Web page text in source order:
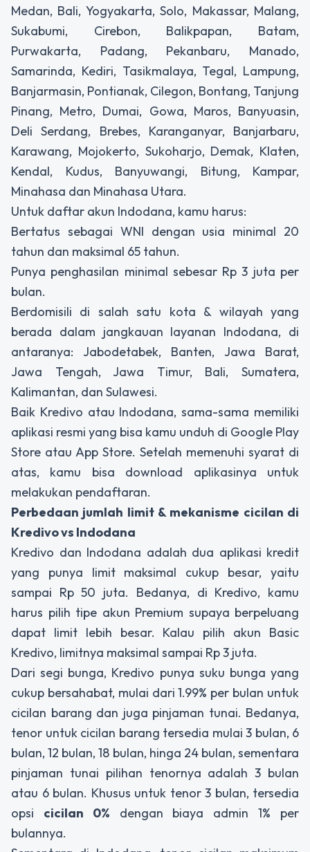
Medan, Bali, Yogyakarta, Solo, Makassar, Malang,
Sukabumi, Cirebon, Balikpapan, Batam,
Purwakarta, Padang, Pekanbaru, Manado,
Samarinda, Kediri, Tasikmalaya, Tegal, Lampung,
Banjarmasin, Pontianak, Cilegon, Bontang, Tanjung
Pinang, Metro, Dumai, Gowa, Maros, Banyuasin,
Deli Serdang, Brebes, Karanganyar, Banjarbaru,
Karawang, Mojokerto, Sukoharjo, Demak, Klaten,
Kendal, Kudus, Banyuwangi, Bitung, Kampar,
Minahasa dan Minahasa Utara.
Untuk daftar akun Indodana, kamu harus:
Bertatus sebagai WNI dengan usia minimal 20
tahun dan maksimal 65 tahun.
Punya penghasilan minimal sebesar Rp 3 juta per
bulan.
Berdomisili di salah satu kota & wilayah yang
berada dalam jangkauan layanan Indodana, di
antaranya: Jabodetabek, Banten, Jawa Barat,
Jawa Tengah, Jawa Timur, Bali, Sumatera,
Kalimantan, dan Sulawesi.
Baik Kredivo atau Indodana, sama-sama memiliki
aplikasi resmi yang bisa kamu unduh di Google Play
Store atau App Store. Setelah memenuhi syarat di
atas, kamu bisa download aplikasinya untuk
melakukan pendaftaran.
Perbedaan jumlah limit & mekanisme cicilan di
Kredivo vs Indodana
Kredivo dan Indodana adalah dua aplikasi kredit
yang punya limit maksimal cukup besar, yaitu
sampai Rp 50 juta. Bedanya, di Kredivo, kamu
harus pilih tipe akun Premium supaya berpeluang
dapat limit lebih besar. Kalau pilih akun Basic
Kredivo, limitnya maksimal sampai Rp 3 juta.
Dari segi bunga, Kredivo punya suku bunga yang
cukup bersahabat, mulai dari 1.99% per bulan untuk
cicilan barang dan juga pinjaman tunai. Bedanya,
tenor untuk cicilan barang tersedia mulai 3 bulan, 6
bulan, 12 bulan, 18 bulan, hinga 24 bulan, sementara
pinjaman tunai pilihan tenornya adalah 3 bulan
atau 6 bulan. Khusus untuk tenor 3 bulan, tersedia
opsi cicilan 0%
dengan biaya admin 1% per
bulannya.